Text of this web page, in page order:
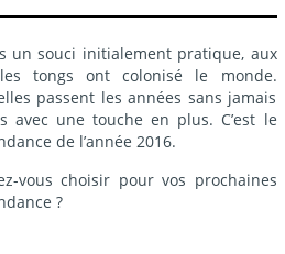
un souci initialement pratique, aux
tongs ont colonisé le monde.
passent les années sans jamais
avec une touche en plus. C’est le
de l’année 2016.
vous choisir pour vos prochaines
?